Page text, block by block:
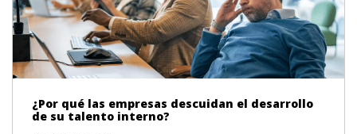
¿Por qué las empresas descuidan el desarrollo
de su talento interno?